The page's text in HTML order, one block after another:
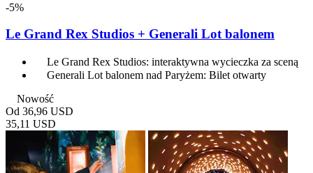
-5%
Le Grand Rex Studios + Generali Lot balonem
Le Grand Rex Studios: interaktywna wycieczka za sceną
Generali Lot balonem nad Paryżem: Bilet otwarty
Nowość
Od 36,96 USD
35,11 USD